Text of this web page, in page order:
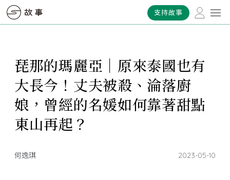
支持故事
琵那的瑪麗亞｜原來泰國也有
大長今！丈夫被殺、淪落廚
娘，曾經的名媛如何靠著甜點
東山再起？
何逸琪 2023-05-10